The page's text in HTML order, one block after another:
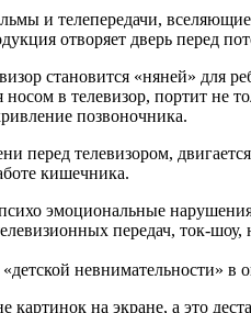
и телепередачи,
отворяет дверь перед
становится «няней» для
в телевизор, портит не
позвоночника.
перед телевизором,
кишечника.
эмоциональные
передач, ток-
невнимательности» в
на экране, а это